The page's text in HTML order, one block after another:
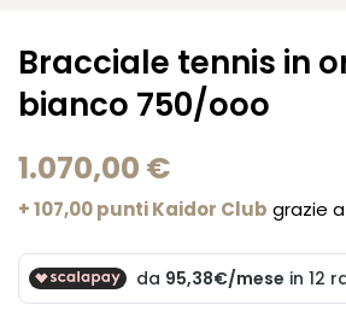
Bracciale tennis in
bianco 750/ooo
1.070,00 €
+ 107,00 punti Kaidor Club grazie